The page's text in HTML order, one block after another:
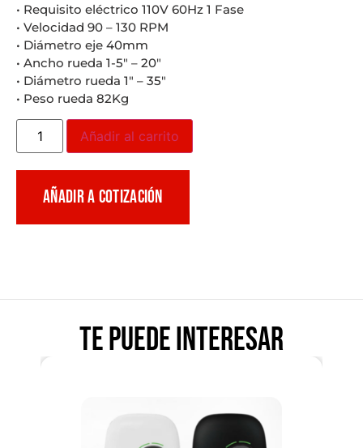
• Requisito eléctrico 110V 60Hz 1 Fase
• Velocidad 90 – 130 RPM
• Diámetro eje 40mm
• Ancho rueda 1-5″ – 20″
• Diámetro rueda 1″ – 35″
• Peso rueda 82Kg
Añadir al carrito
AÑADIR A COTIZACIÓN
Te puede interesar